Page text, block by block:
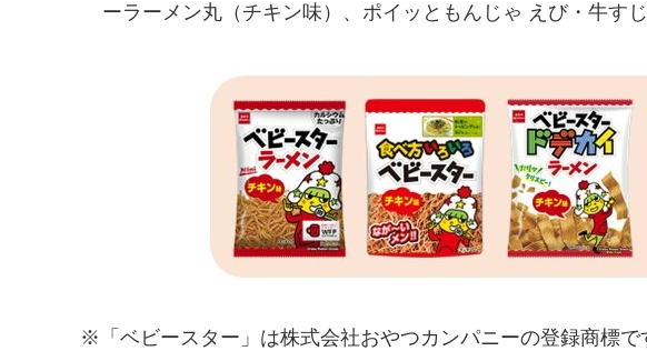
ーラーメン丸（チキン味）、ポイッともんじゃ えび・牛す
※「ベビースター」は株式会社おやつカンパニーの登録商標で